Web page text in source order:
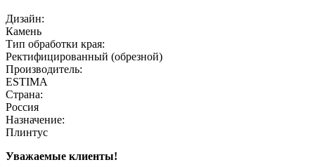
Дизайн:
Камень
Тип обработки края:
Ректифицированный (обрезной)
Производитель:
ESTIMA
Страна:
Россия
Назначение:
Плинтус
Уважаемые клиенты!